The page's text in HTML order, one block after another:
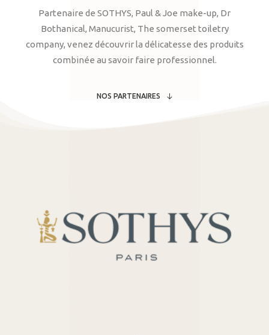
Partenaire de SOTHYS, Paul & Joe make-up, Dr
Bothanical, Manucurist, The somerset toiletry
company, venez découvrir la délicatesse des produits
combinée au savoir faire professionnel.
NOS PARTENAIRES